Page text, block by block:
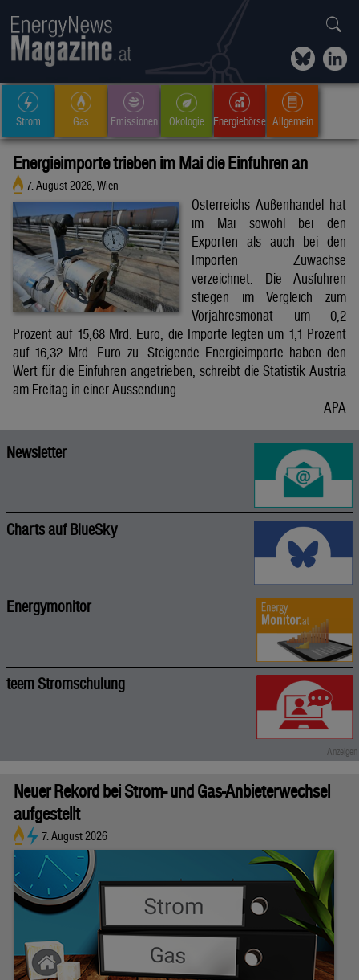
Strom Gas Emissionen Ökologie Energiebörse Allgemein
Energieimporte trieben im Mai die Einfuhren an
7. August 2026, Wien
Österreichs Außenhandel hat
im Mai sowohl bei den
Exporten als auch bei den
Importen Zuwächse
verzeichnet. Die Ausfuhren
stiegen im Vergleich zum
Vorjahresmonat um 0,2
Prozent auf 15,68 Mrd. Euro, die Importe legten um 1,1 Prozent
auf 16,32 Mrd. Euro zu. Steigende Energieimporte haben den
Wert für die Einfuhren angetrieben, schreibt die Statistik Austria
am Freitag in einer Aussendung.
APA
Newsletter
Charts auf BlueSky
Energymonitor
teem Stromschulung
Neuer Rekord bei Strom- und Gas-Anbieterwechsel
aufgestellt
7. August 2026